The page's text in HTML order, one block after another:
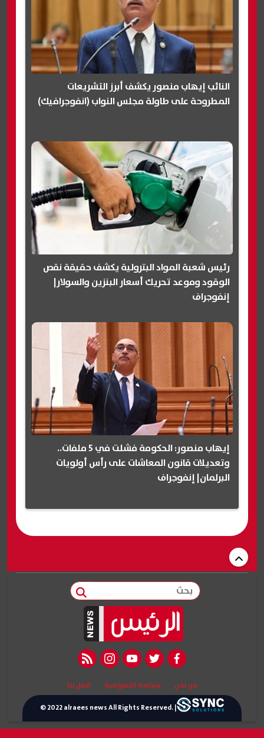
النائب إيهاب منصور يكشف أبرز التشريعات
المطروحة على طاولة مجلس النواب (انفوجرافيك)
رئيس شعبة المواد البترولية يكشف حقيقة نقص
الوقود وموعد تحريك أسعار البنزين والسولار|
إنفوجراف
إيهاب منصور: الحكومة فشلت في 5 ملفات..
وتعديلات قانون المعاشات على رأس أولويات
البرلمان| إنفوجراف
بحث
facebook
twitter
youtube
instagram
rss feed
من نحن سياسة الخصوصية اتصل بنا
© 2022 alraees news All Rights Reserved. |